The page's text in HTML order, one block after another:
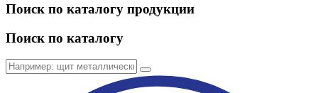
Поиск по каталогу продукции
Поиск по каталогу